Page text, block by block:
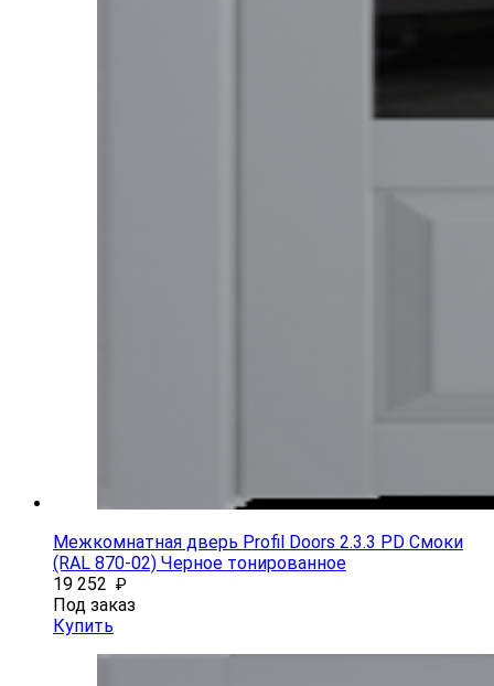
Межкомнатная дверь Profil Doors 2.3.3 PD Смоки
(RAL 870-02) Черное тонированное
19 252 ₽
Под заказ
Купить